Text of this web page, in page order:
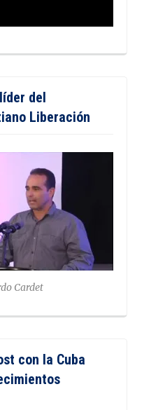
del
Liberación
Cardet
con la Cuba